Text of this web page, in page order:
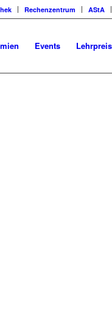
Rechenzentrum AStA
Events Lehrpreis